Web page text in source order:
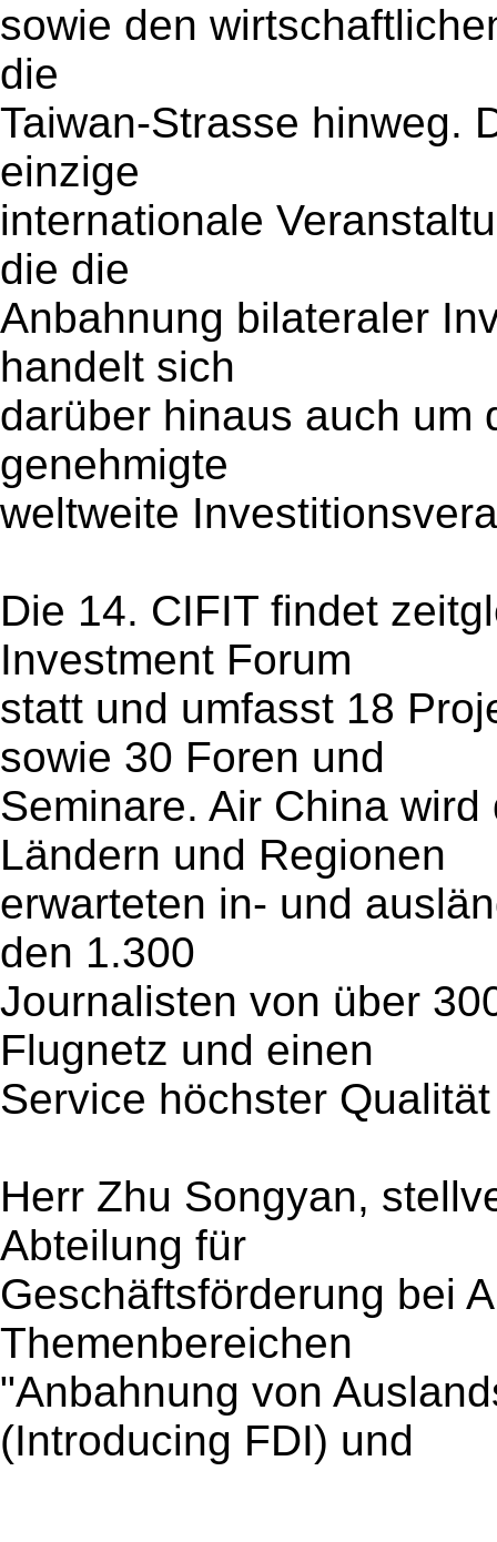
sowie den
die
Taiwan-Strasse hinweg.
einzige
internationale
die die
Anbahnung bilateraler
handelt sich
darüber hinaus auch um
genehmigte
weltweite
Die 14. CIFIT findet
Investment Forum
statt und umfasst 18
sowie 30 Foren und
Seminare. Air China
Ländern und Regionen
erwarteten in- und
den 1.300
Journalisten von über
Flugnetz und einen
Service höchster
Herr Zhu Songyan,
Abteilung für
Geschäftsförderung bei
Themenbereichen
"Anbahnung von
(Introducing FDI) und